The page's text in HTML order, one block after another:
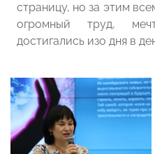
страницу, но за этим
огромный труд,
достигались изо дня в